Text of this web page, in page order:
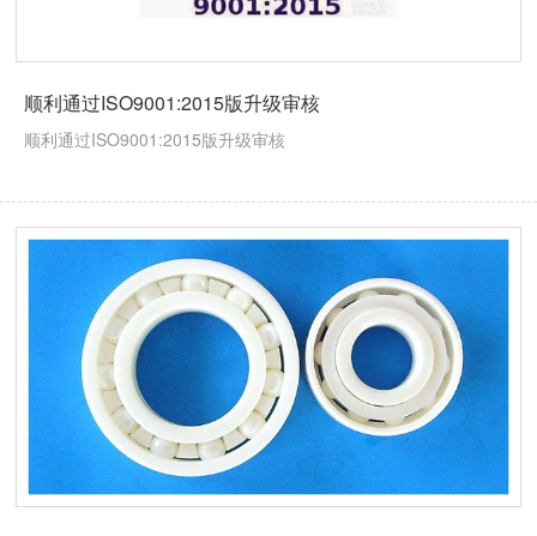
顺利通过ISO9001:2015版升级审核
顺利通过ISO9001:2015版升级审核